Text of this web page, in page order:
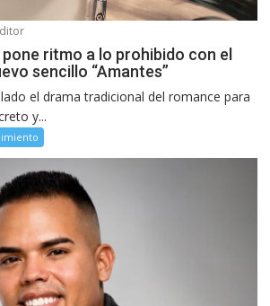
ritmo a lo prohibido con el
sencillo “Amantes”
el drama tradicional del romance para
y...